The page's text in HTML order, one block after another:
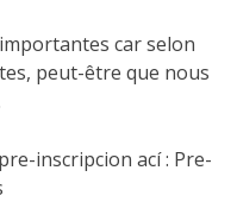
car selon
peut-être que nous
inscripcion ací : Pre-